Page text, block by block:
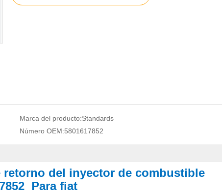
Marca del producto:Standards
Número OEM:5801617852
retorno del inyector de combustible
Para fiat